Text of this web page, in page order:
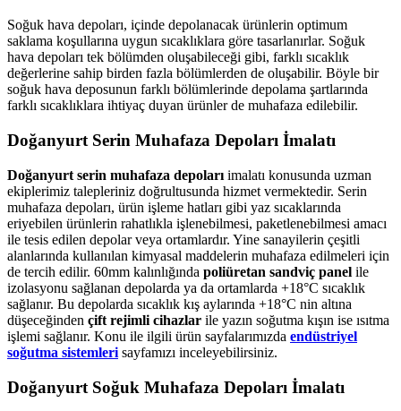
Soğuk hava depoları, içinde depolanacak ürünlerin optimum
saklama koşullarına uygun sıcaklıklara göre tasarlanırlar. Soğuk
hava depoları tek bölümden oluşabileceği gibi, farklı sıcaklık
değerlerine sahip birden fazla bölümlerden de oluşabilir. Böyle bir
soğuk hava deposunun farklı bölümlerinde depolama şartlarında
farklı sıcaklıklara ihtiyaç duyan ürünler de muhafaza edilebilir.
Doğanyurt Serin Muhafaza Depoları İmalatı
Doğanyurt serin muhafaza depoları imalatı konusunda uzman
ekiplerimiz talepleriniz doğrultusunda hizmet vermektedir. Serin
muhafaza depoları, ürün işleme hatları gibi yaz sıcaklarında
eriyebilen ürünlerin rahatlıkla işlenebilmesi, paketlenebilmesi amacı
ile tesis edilen depolar veya ortamlardır. Yine sanayilerin çeşitli
alanlarında kullanılan kimyasal maddelerin muhafaza edilmeleri için
de tercih edilir. 60mm kalınlığında poliüretan sandviç panel ile
izolasyonu sağlanan depolarda ya da ortamlarda +18°C sıcaklık
sağlanır. Bu depolarda sıcaklık kış aylarında +18°C nin altına
düşeceğinden çift rejimli cihazlar ile yazın soğutma kışın ise ısıtma
işlemi sağlanır. Konu ile ilgili ürün sayfalarımızda endüstriyel
soğutma sistemleri sayfamızı inceleyebilirsiniz.
Doğanyurt Soğuk Muhafaza Depoları İmalatı